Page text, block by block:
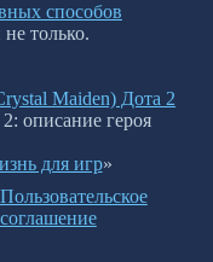
способов
только.
Maiden) Дота 2
описание героя
для игр»
Пользовательское
соглашение